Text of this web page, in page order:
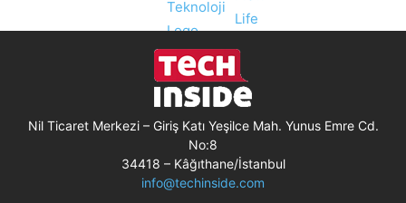
Nil Ticaret Merkezi – Giriş Katı Yeşilce Mah. Yunus Emre Cd.
No:8
34418 – Kâğıthane/İstanbul
info@techinside.com